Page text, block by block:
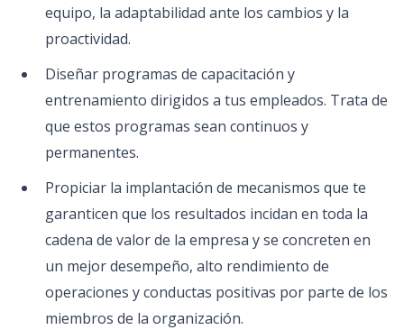
equipo, la adaptabilidad ante los cambios y la
proactividad.
Diseñar programas de capacitación y
entrenamiento dirigidos a tus empleados. Trata de
que estos programas sean continuos y
permanentes.
Propiciar la implantación de mecanismos que te
garanticen que los resultados incidan en toda la
cadena de valor de la empresa y se concreten en
un mejor desempeño, alto rendimiento de
operaciones y conductas positivas por parte de los
miembros de la organización.